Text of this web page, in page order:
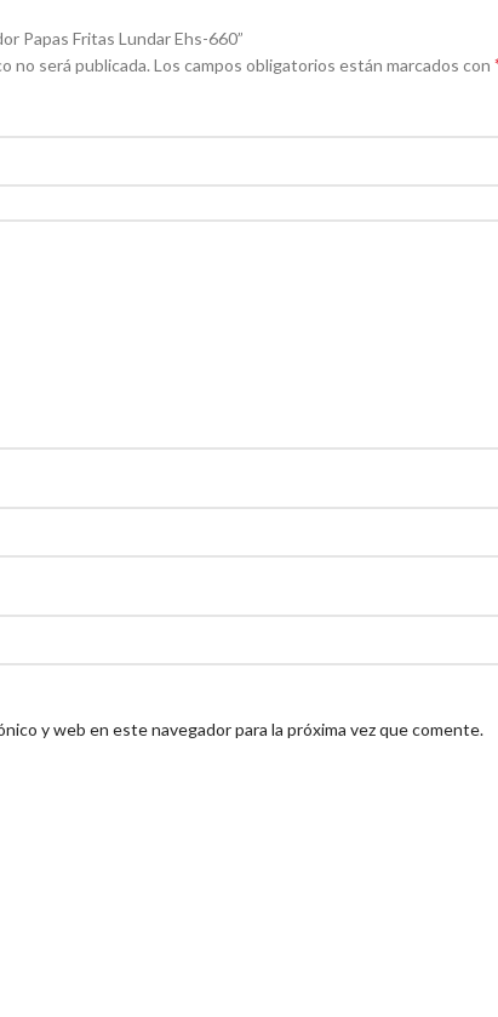
Papas Fritas Lundar Ehs-660”
no será publicada. Los campos obligatorios están marcados con
y web en este navegador para la próxima vez que comente.